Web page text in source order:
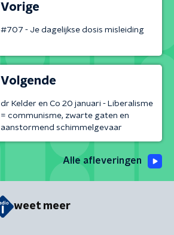
Vorige
#707 - Je dagelijkse dosis misleiding
Volgende
dr Kelder en Co 20 januari - Liberalisme
= communisme, zwarte gaten en
aanstormend schimmelgevaar
Alle afleveringen
weet meer